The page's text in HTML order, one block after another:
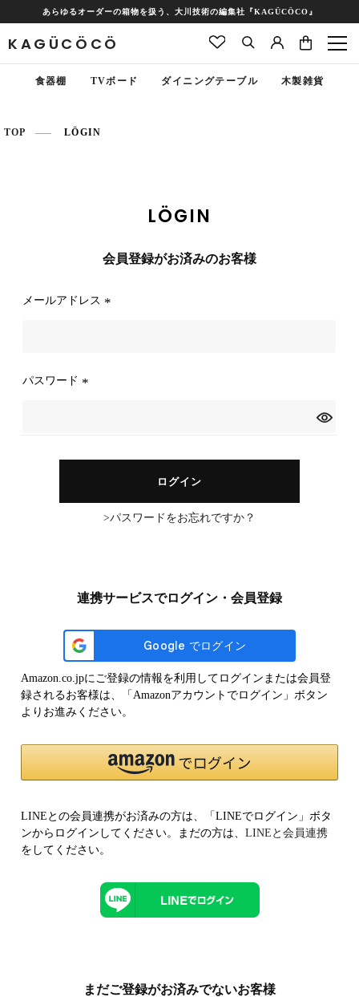
あらゆるオーダーの箱物を扱う、大川技術の編集社『KAGÜCÖCO』
KAGÜCÖCÖ
食器棚 TVボード ダイニングテーブル 木製雑貨
TOP LÖGIN
LÖGIN
会員登録がお済みのお客様
メールアドレス
パスワード
ログイン
パスワードをお忘れですか？
連携サービスでログイン・会員登録
Amazon.co.jpにご登録の情報を利用してログインまたは会員登
録されるお客様は、「Amazonアカウントでログイン」ボタン
よりお進みください。
LINEとの会員連携がお済みの方は、「LINEでログイン」ボタ
ンからログインしてください。まだの方は、LINEと会員連携
をしてください。
まだご登録がお済みでないお客様